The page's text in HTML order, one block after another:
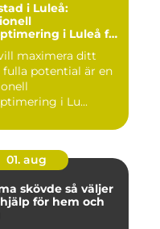
i Luleå:
i Luleå för
maximera ditt
fulla potential är en
i Lu...
01. aug
så väljer
för hem och